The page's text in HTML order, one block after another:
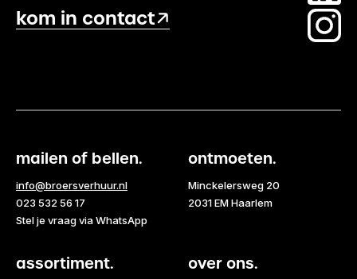
kom in contact
mailen of bellen.
info@broersverhuur.nl
023 532 56 17
Stel je vraag via WhatsApp
ontmoeten.
Minckelersweg 20
2031 EM Haarlem
assortiment. over ons.